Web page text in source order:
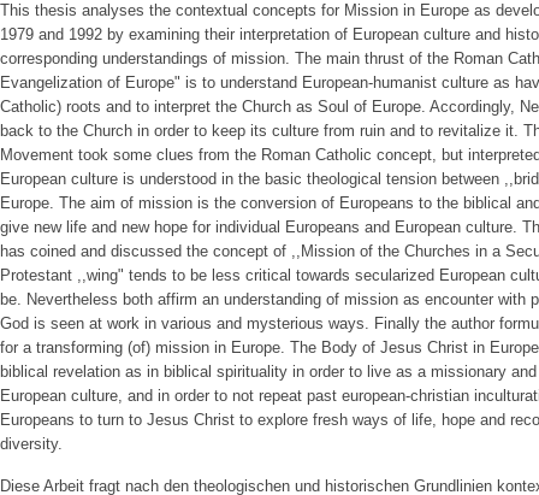
This thesis analyses the contextual concepts for Mission in Europe as
1979 and 1992 by examining their interpretation of European culture and
corresponding understandings of mission. The main thrust of the Roman
Evangelization of Europe" is to understand European-humanist culture as
Catholic) roots and to interpret the Church as Soul of Europe. Accordingly,
back to the Church in order to keep its culture from ruin and to revitalize it.
Movement took some clues from the Roman Catholic concept, but
European culture is understood in the basic theological tension between
Europe. The aim of mission is the conversion of Europeans to the biblical
give new life and new hope for individual Europeans and European culture.
has coined and discussed the concept of ,,Mission of the Churches in a
Protestant ,,wing" tends to be less critical towards secularized European
be. Nevertheless both affirm an understanding of mission as encounter with
God is seen at work in various and mysterious ways. Finally the author
for a transforming (of) mission in Europe. The Body of Jesus Christ in
biblical revelation as in biblical spirituality in order to live as a missionary
European culture, and in order to not repeat past european-christian
Europeans to turn to Jesus Christ to explore fresh ways of life, hope and
diversity.
Diese Arbeit fragt nach den theologischen und historischen Grundlinien